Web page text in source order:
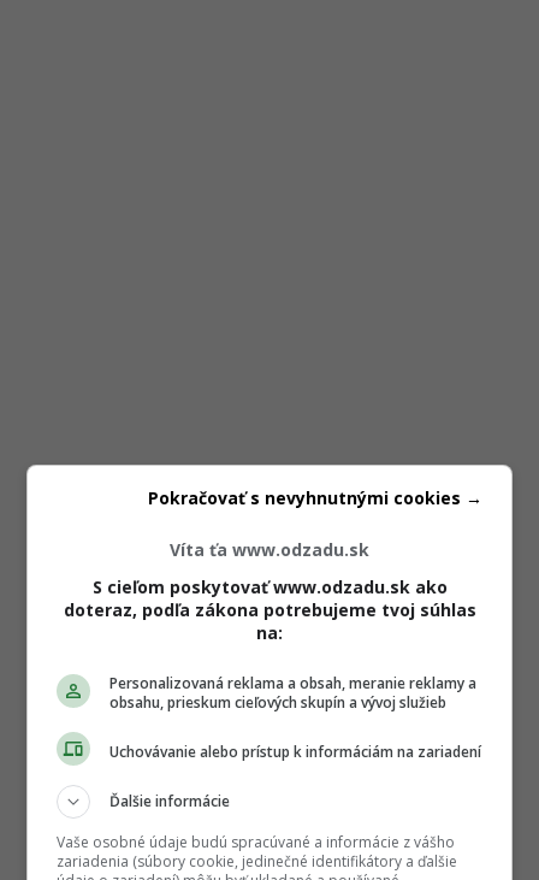
Víta ťa www.odzadu.sk
S cieľom poskytovať www.odzadu.sk ako
doteraz, podľa zákona potrebujeme tvoj súhlas
na:
Personalizovaná reklama a obsah, meranie reklamy a
obsahu, prieskum cieľových skupín a vývoj služieb
Uchovávanie alebo prístup k informáciám na zariadení
Ďalšie informácie
Vaše osobné údaje budú spracúvané a informácie z vášho
zariadenia (súbory cookie, jedinečné identifikátory a ďalšie
Pokračovať s nevyhnutnými cookies →